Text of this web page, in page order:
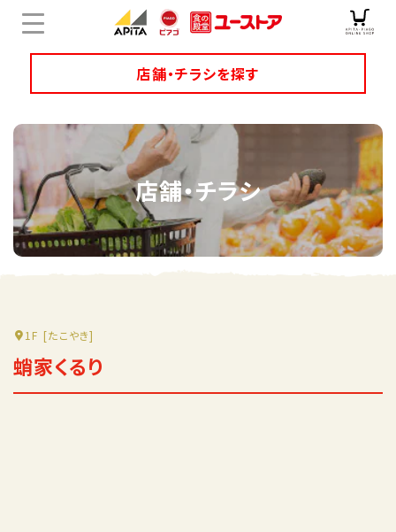
店舗・チラシを探す
店舗チラシ検索
ユニーのオリジナル商品
キャンペーン・特集
オンラインショップ
企業情報
店舗・チラシ
1F [たこやき]
蛸家くるり